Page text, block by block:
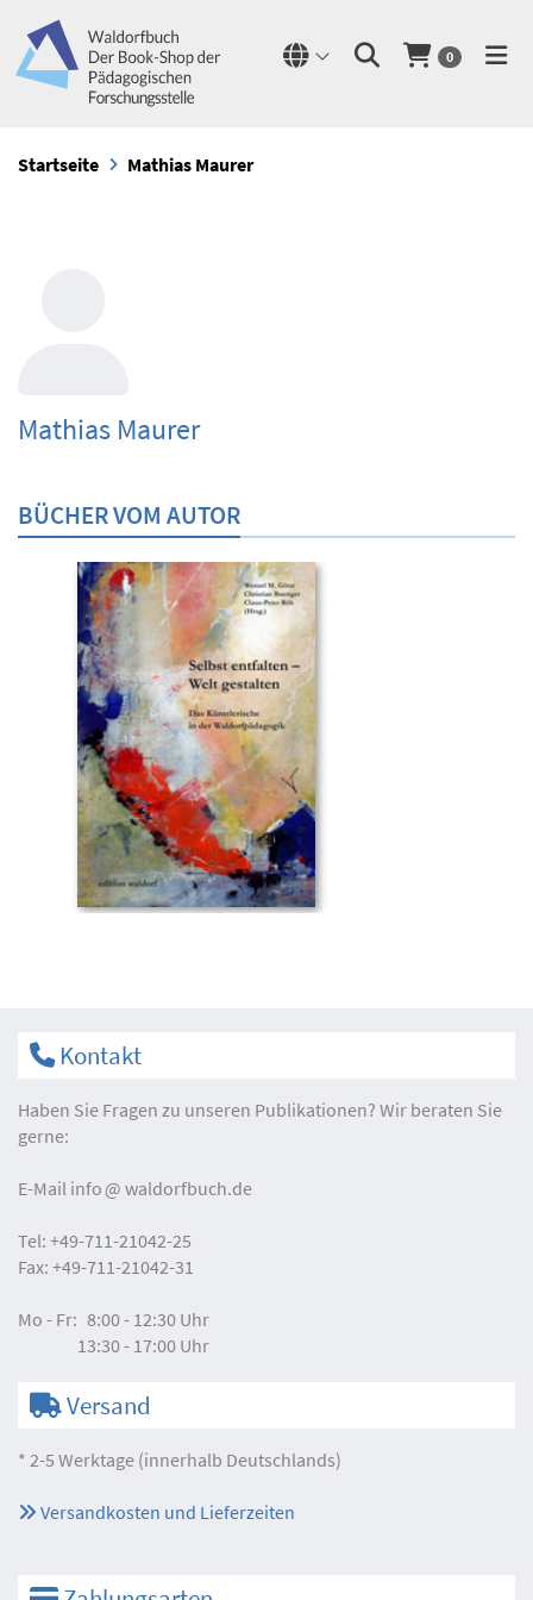
0
Startseite Mathias Maurer
Mathias Maurer
BÜCHER VOM AUTOR
Kontakt
Haben Sie Fragen zu unseren Publikationen? Wir beraten Sie
gerne:
E-Mail info waldorfbuch.de
Tel: +49-711-21042-25
Fax: +49-711-21042-31
Mo - Fr: 8:00 - 12:30 Uhr
13:30 - 17:00 Uhr
Versand
* 2-5 Werktage (innerhalb Deutschlands)
Versandkosten und Lieferzeiten